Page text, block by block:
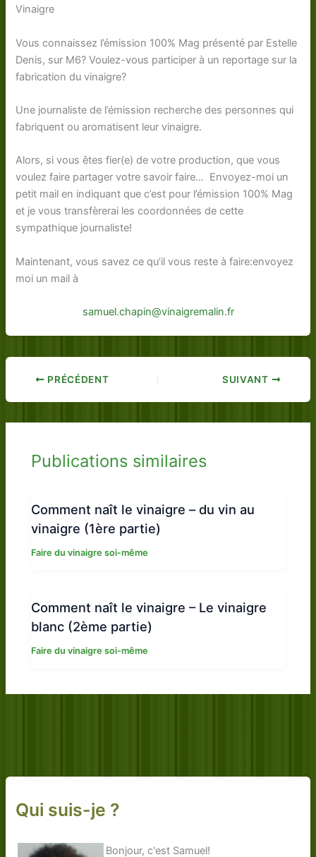
Vinaigre
Vous connaissez l’émission 100% Mag présenté par Estelle
Denis, sur M6? Voulez-vous participer à un reportage sur la
fabrication du vinaigre?
Une journaliste de l’émission recherche des personnes qui
fabriquent ou aromatisent leur vinaigre.
Alors, si vous êtes fier(e) de votre production, que vous
voulez faire partager votre savoir faire… Envoyez-moi un
petit mail en indiquant que c’est pour l’émission 100% Mag
et je vous transfèrerai les coordonnées de cette
sympathique journaliste!
Maintenant, vous savez ce qu’il vous reste à faire:envoyez
moi un mail à
samuel.chapin@vinaigremalin.fr
PRÉCÉDENT SUIVANT
Publications similaires
Comment naît le vinaigre – du vin au
vinaigre (1ère partie)
Faire du vinaigre soi-même
Comment naît le vinaigre – Le vinaigre
blanc (2ème partie)
Faire du vinaigre soi-même
Qui suis-je ?
Bonjour, c'est Samuel!